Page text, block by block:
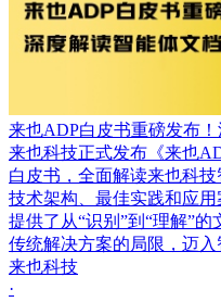
来也ADP白皮书重磅发布
来也科技正式发布《来也
白皮书，全面解读来也科技
技术架构、最佳实践和应
提供了从“识别”到“理解”
传统解决方案的局限，迈入
来也科技
·